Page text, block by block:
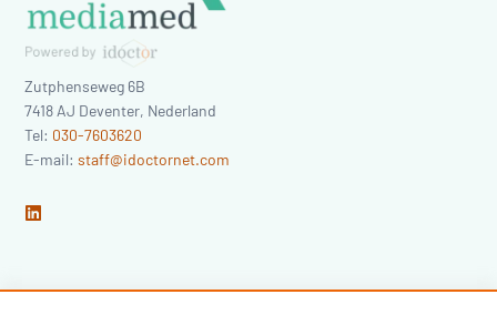
Zutphenseweg 6B
7418 AJ Deventer, Nederland
Tel: 030-7603620
E-mail:staff@idoctornet.com